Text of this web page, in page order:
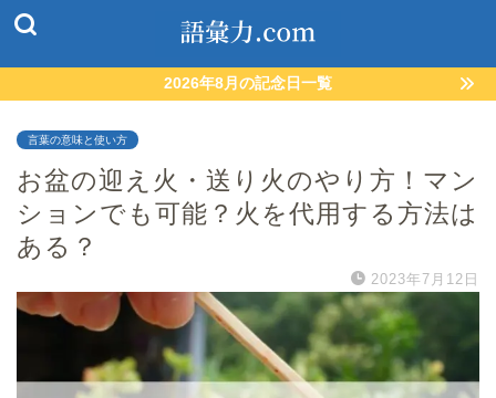
2026年8月の記念日一覧
言葉の意味と使い方
お盆の迎え火・送り火のやり方！マン
ションでも可能？火を代用する方法は
ある？
2023年7月12日